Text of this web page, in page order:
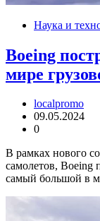
Наука и
Boeing
мире
localpromo
09.05.2024
0
В рамках нового
самолетов, Boeing
самый большой в